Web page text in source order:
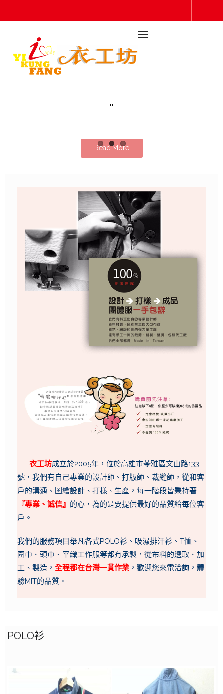
..
Read More
衣工坊成立於2005年，位於高雄市苓雅區文山路133
號，我們有自己專業的設計師、打版師、裁縫師，從和客
戶的溝通、圖繪設計、打樣、生產，每一階段皆秉持著
『專業、誠信』 的心，為的是要提供最好的品質給每位客
戶。
我們的服務項目舉凡各式POLO衫、吸濕排汗衫、T恤、
圍巾、頭巾、平織工作服等都有承製，從布料的選取、加
工、製造， 全程都在台灣一貫作業 ，歡迎您來電洽詢，體
驗MIT的品質。
POLO衫